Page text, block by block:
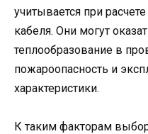
учитывается при
кабеля. Они могут
теплообразование в
пожароопасность и
характеристики.
К таким факторам